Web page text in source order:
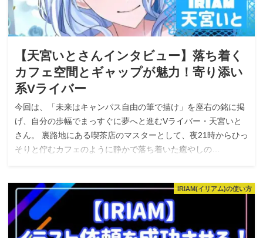
【天宮いとさんインタビュー】落ち着く
カフェ空間とギャップが魅力！寄り添い
系Vライバー
今回は、「未来はキャンパス自由の筆で描け」を座右の銘に掲
げ、自分の歩幅でまっすぐに夢へと進むVライバー・天宮いと
さん。 裏路地にある喫茶店のマスターとして、夜21時からひっ
そりと佇むカフェのように静かで落ち着いた癒やしの…
IRIAM(イリアム)の使い方